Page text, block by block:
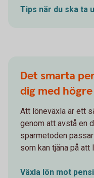
Tips när du ska ta
Det smarta
dig med
Att löneväxla är ett
genom att avstå en
sparmetoden
som kan tjäna på att
Växla lön mot